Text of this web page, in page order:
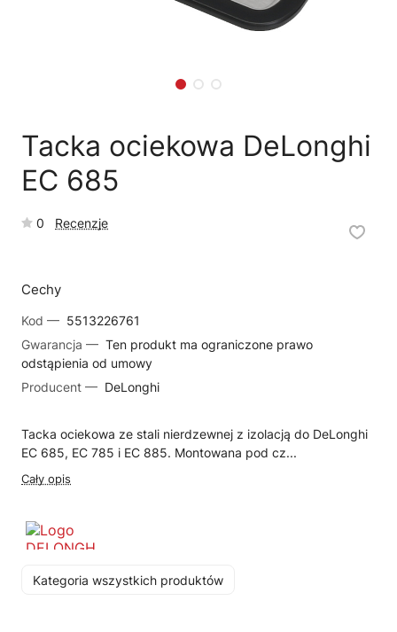
Tacka ociekowa DeLonghi
EC 685
0 Recenzje
Cechy
Kod — 5513226761
Gwarancja — Ten produkt ma ograniczone prawo
odstąpienia od umowy
Producent — DeLonghi
Tacka ociekowa ze stali nierdzewnej z izolacją do DeLonghi
EC 685, EC 785 i EC 885. Montowana pod cz...
Cały opis
Kategoria wszystkich produktów
📦Reklamacja towaru